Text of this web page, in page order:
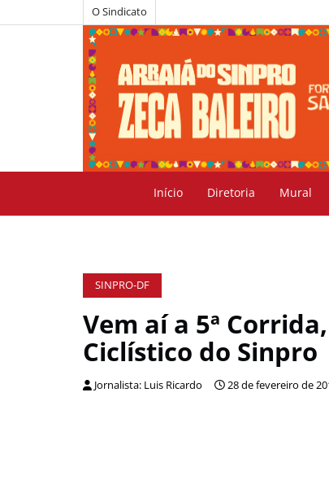
O Sindicato
Início Diretoria Mural
SINPRO-DF
Vem aí a 5ª
Ciclístico do Sinpro
Jornalista: Luis Ricardo 28 de fevereiro de